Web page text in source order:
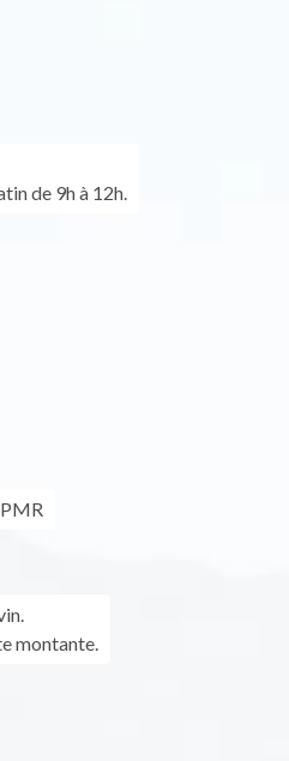
de 9h à 12h.
montante.